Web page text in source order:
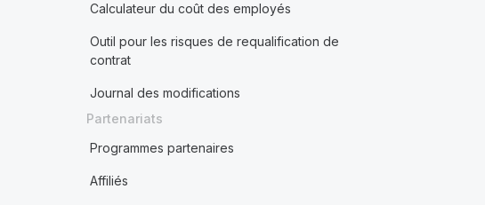
Calculateur du coût des employés
Outil pour les risques de requalification de
contrat
Journal des modifications
Partenariats
Programmes partenaires
Affiliés